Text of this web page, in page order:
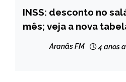
BRASIL
NOTÍCIAS
INSS: desconto no
mês; veja a nova
Aranãs FM 4 anos